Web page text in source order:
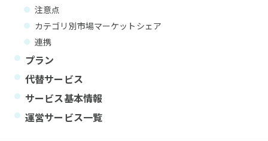
注意点
カテゴリ別市場マーケットシェア
連携
プラン
代替サービス
サービス基本情報
運営サービス一覧